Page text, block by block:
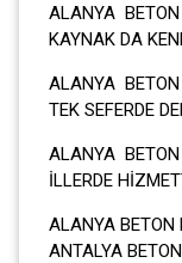
ALANYA BETON
KAYNAK DA
ALANYA
TEK SEFERDE
ALANYA BETON
İLLERDE
ALANYA BETON
ANTALYA